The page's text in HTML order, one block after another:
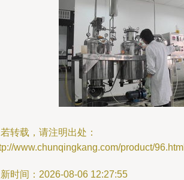
转载，请注明出处：
www.chunqingkang.com/product/96.html
时间：2026-08-06 12:27:55